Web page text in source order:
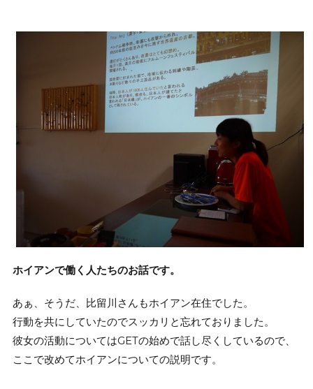
ホイアンで働く人たちのお話です。
あぁ、そうだ、比留川さんもホイアン在住でした。
行動を共にしていたのでスッカリと忘れておりました。
彼女の活動についてはGETの始めで話し尽くしているので、
ここで改めてホイアンについての説明です。